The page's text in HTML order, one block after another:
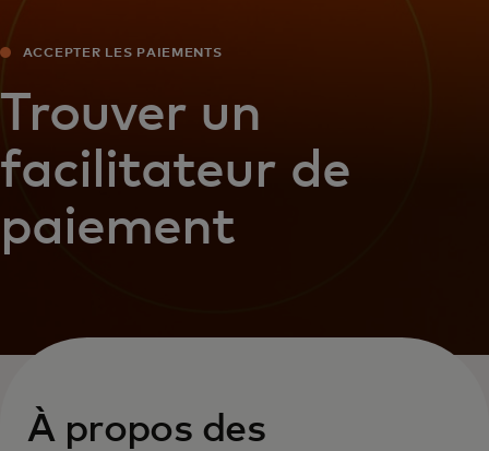
ACCEPTER LES PAIEMENTS
Trouver un
facilitateur de
paiement
À propos des